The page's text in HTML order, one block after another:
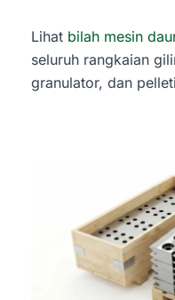
Lihat bilah mesin
seluruh rangkaian
granulator, dan